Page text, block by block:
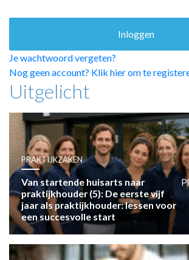
PRAKTIJKZAKEN
TARIEVEN
VPHUISARTSEN
MEDISCHE VAKHANDEL
INLOGGEN
REGISTRATIE
Je wachtwoord vergeten?
Nog geen account? Klik hier om te
Uitgelicht
PRAKTIJKZAKEN
Van startende huisarts naar
praktijkhouder (5): De eerste vijf
jaar als praktijkhouder: lessen voor
een succesvolle start